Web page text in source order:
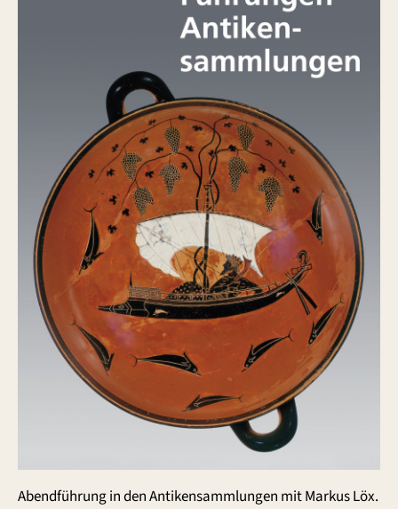
Abendführung in den Antikensammlungen mit Markus Löx.